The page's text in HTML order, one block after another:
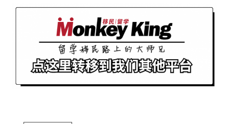
澳洲留学新生配额拟
定！明年开始只能招27
万！蛋糕定好谁能分得
大头呢？